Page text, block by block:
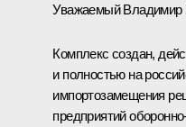
Уважаемый Владимир
Комплекс создан,
и полностью на
импортозамещения
предприятий